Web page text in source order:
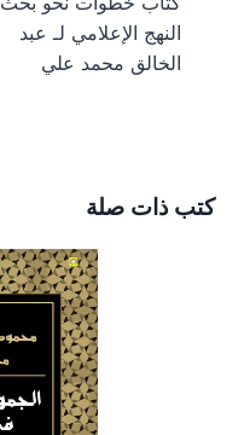
e
r
)
k المقالات
النهج الإعلامي لـ عبد
الخالق محمد علي
كتب ذات صلة